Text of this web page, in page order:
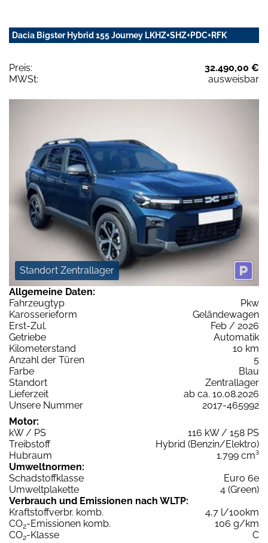
Dacia Bigster Hybrid 155 Journey LKHZ+SHZ+PDC+RFK
Preis:
32.490,00 €
MWSt:
ausweisbar
Standort Zentrallager
Allgemeine Daten:
Fahrzeugtyp
Pkw
Karosserieform
Geländewagen
Erst-Zul.
Feb / 2026
Getriebe
Automatik
Kilometerstand
10 km
Anzahl der Türen
5
Farbe
Blau
Standort
Zentrallager
Lieferzeit
ab ca. 10.08.2026
Unsere Nummer
2017-465992
Motor:
kW / PS
116 kW / 158 PS
Treibstoff
Hybrid (Benzin/Elektro)
Hubraum
1.799 cm³
Umweltnormen:
Schadstoffklasse
Euro 6e
Umweltplakette
4 (Green)
Verbrauch und Emissionen nach WLTP:
Kraftstoffverbr. komb.
4,7 l/100km
CO2-Emissionen komb.
106 g/km
CO2-Klasse
C